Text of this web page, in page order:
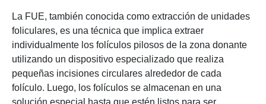
La FUE, también conocida como extracción de unidades
foliculares, es una técnica que implica extraer
individualmente los folículos pilosos de la zona donante
utilizando un dispositivo especializado que realiza
pequeñas incisiones circulares alrededor de cada
folículo. Luego, los folículos se almacenan en una
solución especial hasta que estén listos para ser